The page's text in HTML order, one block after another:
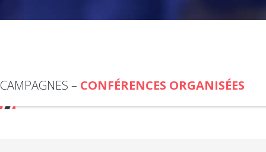
CAMPAGNES – CONFÉRENCES ORGANISÉES